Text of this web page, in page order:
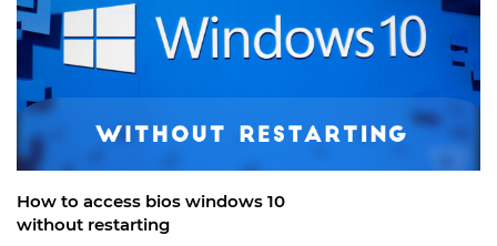
How to access bios windows 10
without restarting